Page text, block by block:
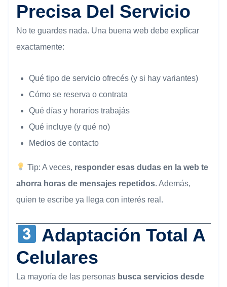
Precisa Del Servicio
No te guardes nada. Una buena web debe explicar
exactamente:
Qué tipo de servicio ofrecés (y si hay variantes)
Cómo se reserva o contrata
Qué días y horarios trabajás
Qué incluye (y qué no)
Medios de contacto
Tip: A veces, responder esas dudas en la web te
ahorra horas de mensajes repetidos. Además,
quien te escribe ya llega con interés real.
Adaptación Total A
Celulares
La mayoría de las personas busca servicios desde